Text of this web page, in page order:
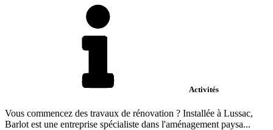
Activités
Vous commencez des travaux de rénovation ? Installée à Lussac,
Barlot est une entreprise spécialiste dans l'aménagement paysa...